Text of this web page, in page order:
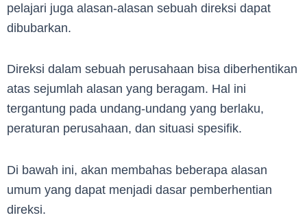
pelajari juga alasan-alasan sebuah direksi dapat
dibubarkan.
Direksi dalam sebuah perusahaan bisa diberhentikan
atas sejumlah alasan yang beragam. Hal ini
tergantung pada undang-undang yang berlaku,
peraturan perusahaan, dan situasi spesifik.
Di bawah ini, akan membahas beberapa alasan
umum yang dapat menjadi dasar pemberhentian
direksi.